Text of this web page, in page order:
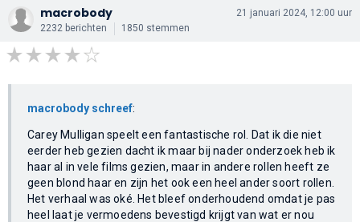
macrobody
2232 berichten 1850 stemmen
21 januari 2024, 12:00 uur
macrobody schreef:
Carey Mulligan speelt een fantastische rol. Dat ik die niet
eerder heb gezien dacht ik maar bij nader onderzoek heb ik
haar al in vele films gezien, maar in andere rollen heeft ze
geen blond haar en zijn het ook een heel ander soort rollen.
Het verhaal was oké. Het bleef onderhoudend omdat je pas
heel laat je vermoedens bevestigd krijgt van wat er nou